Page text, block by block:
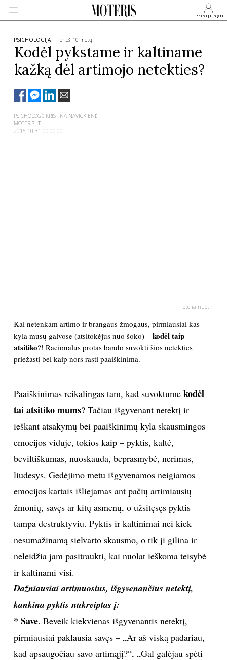
Prisijungti
VEIDAI
MONARCHIJA
MADA
POLITIKA
KULTŪRA
KINAS
MUZIKA
TEATRAS
FOTOGRAFIJA
MENAS
ORAI
ISTORIJA
PSICHOLOGIJA prieš 10 metų
Kodėl pykstame ir kaltiname
kažką dėl artimojo netekties?
PSICHOLOGĖ KRISTINA NAVICKIENĖ
MOTERIS.LT
2015-10-31 00:00:00
Fotolia nuotr.
Kai netenkam artimo ir brangaus žmogaus, pirmiausiai kas
kyla mūsų galvose (atsitokėjus nuo šoko) – kodėl taip
atsitiko?! Racionalus protas bando suvokti šios netekties
priežastį bei kaip nors rasti paaiškinimą.
Paaiškinimas reikalingas tam, kad suvoktume kodėl
tai atsitiko mums? Tačiau išgyvenant netektį ir
ieškant atsakymų bei paaiškinimų kyla skausmingos
emocijos viduje, tokios kaip – pyktis, kaltė,
beviltiškumas, nuoskauda, beprasmybė, nerimas,
liūdesys. Gedėjimo metu išgyvenamos neigiamos
emocijos kartais išliejamas ant pačių artimiausių
žmonių, savęs ar kitų asmenų, o užsitęsęs pyktis
tampa destruktyviu. Pyktis ir kaltinimai nei kiek
nesumažinamą sielvarto skausmo, o tik ji gilina ir
neleidžia jam pasitraukti, kai nuolat ieškoma teisybė
ir kaltinami visi.
Dažniausiai artimuosius, išgyvenančius netektį,
kankina pyktis nukreiptas į:
* Save. Beveik kiekvienas išgyvenantis netektį,
pirmiausiai paklausia savęs – „Ar aš viską padariau,
kad apsaugočiau savo artimąjį?“, „Gal galėjau spėti